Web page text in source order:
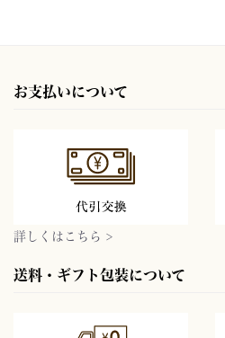
お支払いについて
詳しくはこちら >
送料・ギフト包装について